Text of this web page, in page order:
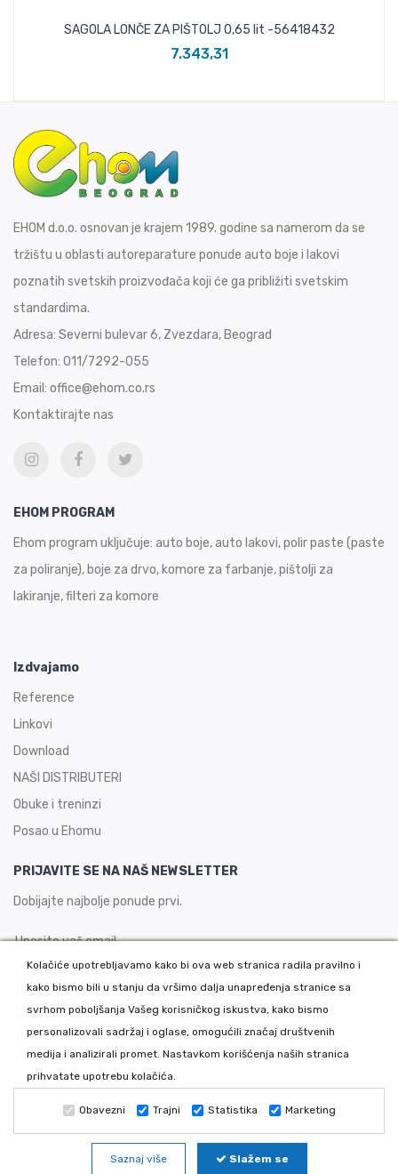
SAGOLA LONČE ZA PIŠTOLJ 0,65 lit -56418432
7.343,31
EHOM d.o.o. osnovan je krajem 1989. godine sa namerom da se
tržištu u oblasti autoreparature ponude auto boje i lakovi
poznatih svetskih proizvođača koji će ga približiti svetskim
standardima.
Adresa: Severni bulevar 6, Zvezdara, Beograd
Telefon: 011/7292-055
Email: office@ehom.co.rs
Kontaktirajte nas
EHOM PROGRAM
Ehom program uključuje: auto boje, auto lakovi, polir paste (paste
za poliranje), boje za drvo, komore za farbanje, pištolji za
lakiranje, filteri za komore
Izdvajamo
Reference
Linkovi
Download
NAŠI DISTRIBUTERI
Obuke i treninzi
Posao u Ehomu
PRIJAVITE SE NA NAŠ NEWSLETTER
Dobijajte najbolje ponude prvi.
Copyright 2026 © Ehom - Auto boje i lakovi, Sva prava zadržana.
Kolačiće upotrebljavamo kako bi ova web stranica radila pravilno i
kako bismo bili u stanju da vršimo dalja unapređenja stranice sa
svrhom poboljšanja Vašeg korisničkog iskustva, kako bismo
personalizovali sadržaj i oglase, omogućili značaj društvenih
medija i analizirali promet. Nastavkom korišćenja naših stranica
prihvatate upotrebu kolačića.
Obavezni Trajni Statistika Marketing
Saznaj više Slažem se